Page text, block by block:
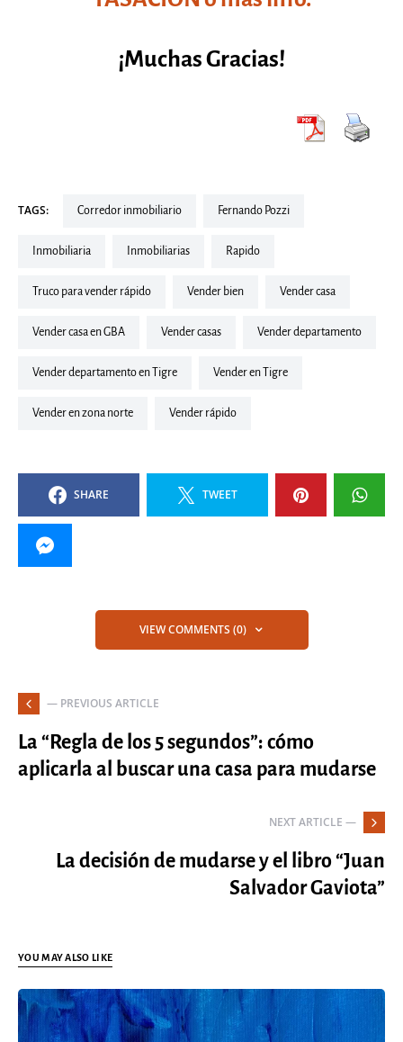
¡Muchas Gracias!
TAGS: corredor inmobiliario Fernando Pozzi
inmobiliaria inmobiliarias rapido
truco para vender rápido vender bien vender casa
vender casa en GBA vender casas vender departamento
vender departamento en Tigre vender en Tigre
vender en zona norte vender rápido
SHARE TWEET
VIEW COMMENTS (0)
— PREVIOUS ARTICLE
La “Regla de los 5 segundos”: cómo
aplicarla al buscar una casa para mudarse
NEXT ARTICLE —
La decisión de mudarse y el libro “Juan
Salvador Gaviota”
YOU MAY ALSO LIKE